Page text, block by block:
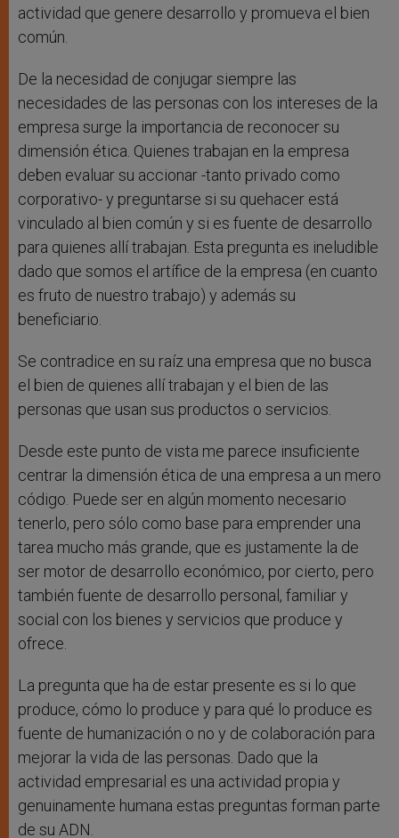
actividad que genere desarrollo y promueva el bien
común.
De la necesidad de conjugar siempre las
necesidades de las personas con los intereses de la
empresa surge la importancia de reconocer su
dimensión ética. Quienes trabajan en la empresa
deben evaluar su accionar -tanto privado como
corporativo- y preguntarse si su quehacer está
vinculado al bien común y si es fuente de desarrollo
para quienes allí trabajan. Esta pregunta es ineludible
dado que somos el artífice de la empresa (en cuanto
es fruto de nuestro trabajo) y además su
beneficiario.
Se contradice en su raíz una empresa que no busca
el bien de quienes allí trabajan y el bien de las
personas que usan sus productos o servicios.
Desde este punto de vista me parece insuficiente
centrar la dimensión ética de una empresa a un mero
código. Puede ser en algún momento necesario
tenerlo, pero sólo como base para emprender una
tarea mucho más grande, que es justamente la de
ser motor de desarrollo económico, por cierto, pero
también fuente de desarrollo personal, familiar y
social con los bienes y servicios que produce y
ofrece.
La pregunta que ha de estar presente es si lo que
produce, cómo lo produce y para qué lo produce es
fuente de humanización o no y de colaboración para
mejorar la vida de las personas. Dado que la
actividad empresarial es una actividad propia y
genuinamente humana estas preguntas forman parte
de su ADN.